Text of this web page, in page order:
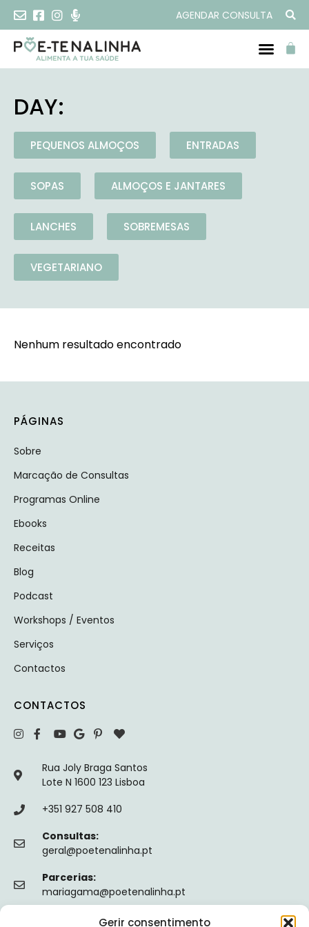
Gerir consentimento
AGENDAR CONSULTA
DAY:
PEQUENOS ALMOÇOS ENTRADAS
SOPAS ALMOÇOS E JANTARES
LANCHES SOBREMESAS
VEGETARIANO
Nenhum resultado encontrado
PÁGINAS
Sobre
Marcação de Consultas
Programas Online
Ebooks
Receitas
Blog
Podcast
Workshops / Eventos
Serviços
Contactos
CONTACTOS
Rua Joly Braga Santos
Lote N 1600 123 Lisboa
+351 927 508 410
Consultas:
geral@poetenalinha.pt
Parcerias:
mariagama@poetenalinha.pt